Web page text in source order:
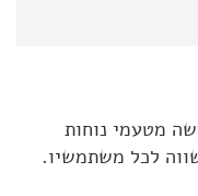
מטעמי נוחות
לכל משתמשיו.